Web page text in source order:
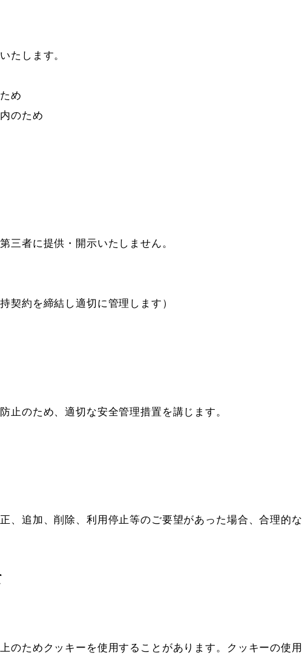
たします。
め
のため
三者に提供・開示いたしません。
約を締結し適切に管理します）
止のため、適切な安全管理措置を講じます。
、追加、削除、利用停止等のご要望があった場合、合理的な
のためクッキーを使用することがあります。クッキーの使用